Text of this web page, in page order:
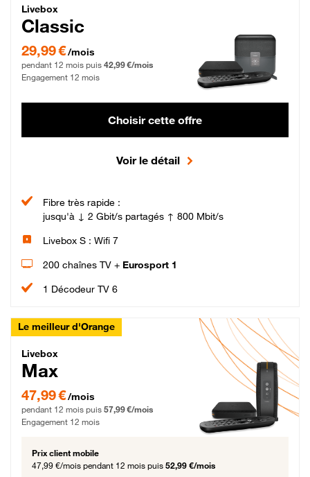
Livebox Classic Fibre
Livebox
Classic
29,99 € par mois pendant 12 mois puis 42,99 € par mois, Engagement 12 mois
29,99 €/mois
pendant 12 mois puis 42,99 €/mois
Engagement 12 mois
Choisir cette offre
Voir le détail
Fibre très rapide :
jusqu'à ↓ 2 Gbit/s partagés ↑ 800 Mbit/s
Livebox S : Wifi 7
200 chaînes TV + Eurosport 1
1 Décodeur TV 6
Le meilleur d'Orange
Livebox Max Fibre
Livebox
Max
47,99 € par mois pendant 12 mois puis 57,99 € par mois, Engagement 12 mois
47,99 €/mois
pendant 12 mois puis 57,99 €/mois
Engagement 12 mois
Prix client mobile
47,99 €/mois pendant 12 mois puis 52,99 €/mois